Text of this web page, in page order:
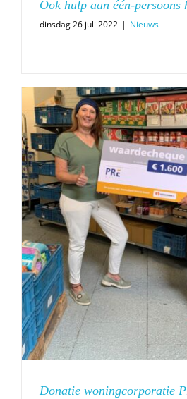
Ook hulp aan één-persoons
dinsdag 26 juli 2022 | Nieuws
Donatie woningcorporatie